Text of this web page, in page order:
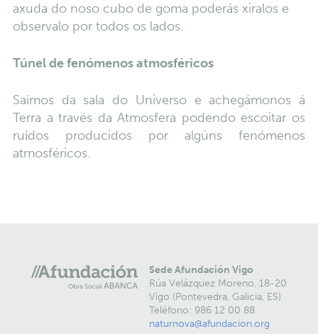
axuda do noso cubo de goma poderás xiralos e
observalo por todos os lados.
Túnel de fenómenos atmosféricos
Saímos da sala do Universo e achegámonos á
Terra a través da Atmosfera podendo escoitar os
ruídos producidos por algúns fenómenos
atmosféricos.
Sede Afundación Vigo
Rúa Velázquez Moreno, 18-20
Vigo (Pontevedra, Galicia, ES)
Teléfono: 986 12 00 88
naturnova@afundacion.org